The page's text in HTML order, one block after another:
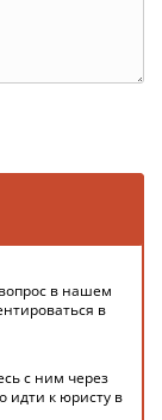
в нашем
в
с ним через
идти к юристу в